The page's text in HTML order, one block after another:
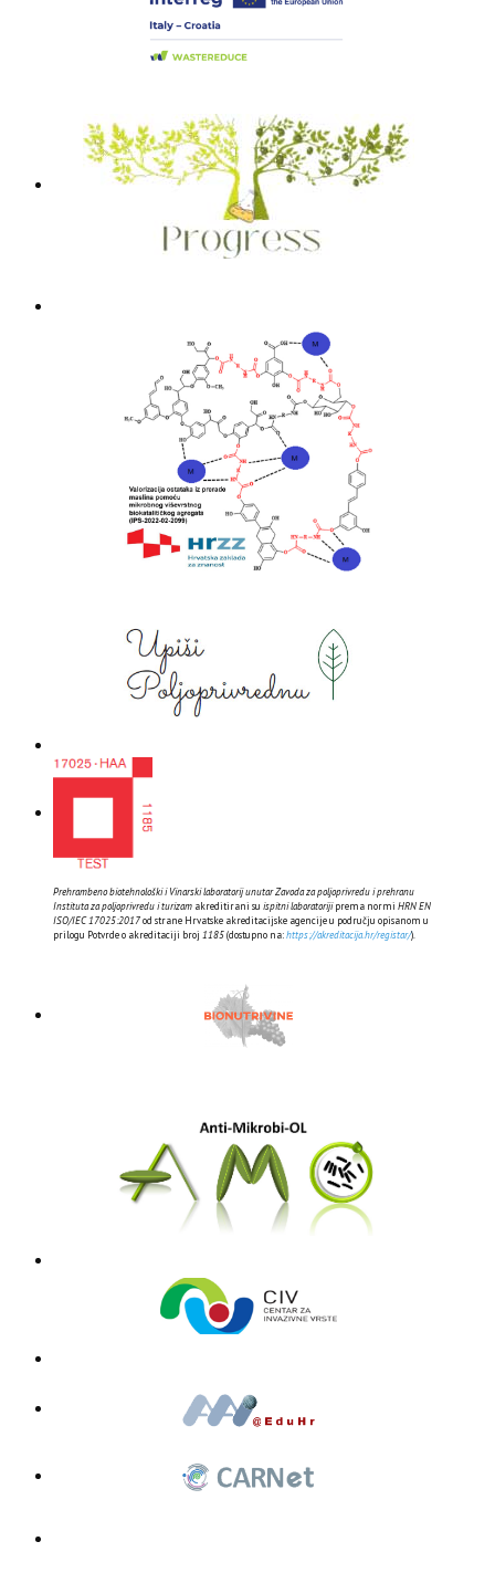
Prehrambeno biotehnološki i Vinarski laboratorij unutar Zavoda za poljoprivredu i prehranu
Instituta za poljoprivredu i turizam akreditirani su ispitni laboratorijiprema normi HRN EN
ISO/IEC 17025:2017od strane Hrvatske akreditacijske agencije u području opisanom u
prilogu Potvrde o akreditaciji broj 1185(dostupno na:https://akreditacija.hr/registar/).